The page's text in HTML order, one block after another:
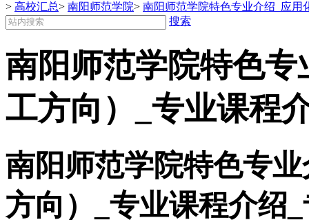
> 高校汇总> 南阳师范学院> 南阳师范学院特色专业介绍_应用
搜索
南阳师范学院特色
工方向）_专业课程
南阳师范学院特色专
方向）_专业课程介绍